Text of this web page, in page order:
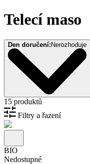
Telecí maso
Den doručení: Nerozhoduje
15 produktů
Filtry a řazení
BIO
Nedostupné